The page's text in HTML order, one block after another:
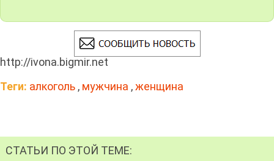
http://ivona.bigmir.net
Теги: алкоголь , мужчина ,женщина
СТАТЬИ ПО ЭТОЙ ТЕМЕ: